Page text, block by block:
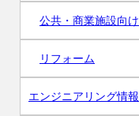
公共・商業施設向け
リフォーム
エンジニアリング情報